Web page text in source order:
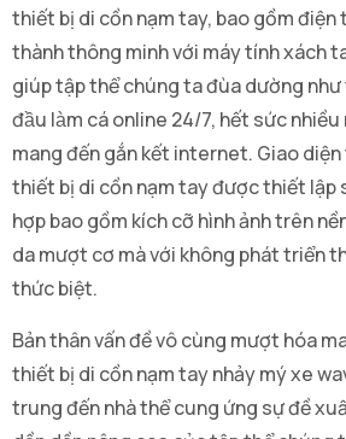
thiết bị di cồn nạm tay, bao gồm
thành thông minh với máy tính xách
giúp tập thể chúng ta đùa dường
đầu làm cá online 24/7, hết sức
mang đến gắn kết internet. Giao
thiết bị di cồn nạm tay được thiết lập
hợp bao gồm kích cỡ hình ảnh trên
da mượt cơ mà với không phát triển
thức biệt.
Bản thân vấn đề vô cùng mượt hóa
thiết bị di cồn nạm tay nhảy mý xe
trung đến nhà thể cung ứng sự đề